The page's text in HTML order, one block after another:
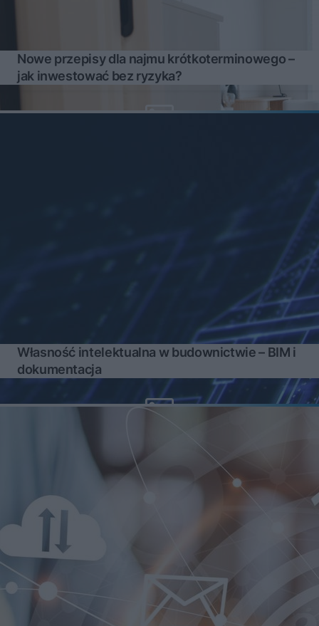
Nowe przepisy dla najmu krótkoterminowego –
jak inwestować bez ryzyka?
Własność intelektualna w budownictwie – BIM i
dokumentacja